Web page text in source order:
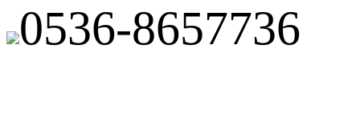
0536-8657736